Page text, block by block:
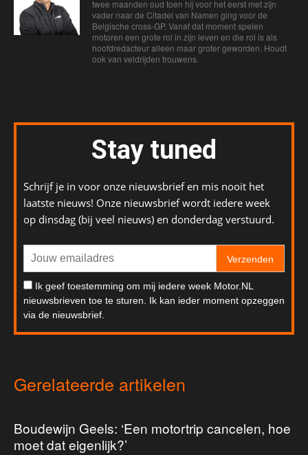
twee maanden oud toen hij voor het eerst met zijn
vader naar de Citadel van Namen ging voor de
Belgische cross-GP. Vanaf dat moment spelen
motoren een grote rol in zijn leven en die rol is als
hoofdredacteur alleen maar groter geworden. Houdt
ook van veldrijden trouwens.
Stay tuned
Schrijf je in voor onze nieuwsbrief en mis nooit het
laatste nieuws! Onze nieuwsbrief wordt iedere week
op dinsdag (bij veel nieuws) en donderdag verstuurd.
Verzenden
Ik geef toestemming om mij iedere week Motor.NL
nieuwsbrieven toe te sturen. Ik kan ieder moment opzeggen
via de nieuwsbrief.
Gerelateerde artikelen
Boudewijn Geels: ‘Een motortrip cancelen, hoe
moet dat eigenlijk?’